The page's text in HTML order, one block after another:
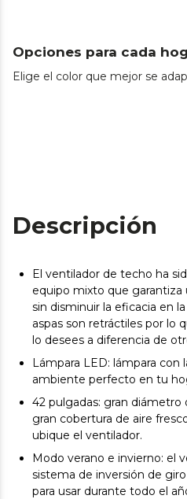
Opciones para cada
Elige el color que mejor se
Descripción
El ventilador de techo ha
equipo mixto que
sin disminuir la eficacia en
aspas son retráctiles por lo
lo desees a diferencia de
Lámpara LED: lámpara con
ambiente perfecto en tu
42 pulgadas: gran
gran cobertura de aire
ubique el ventilador.
Modo verano e invierno: el
sistema de inversión de
para usar durante todo el